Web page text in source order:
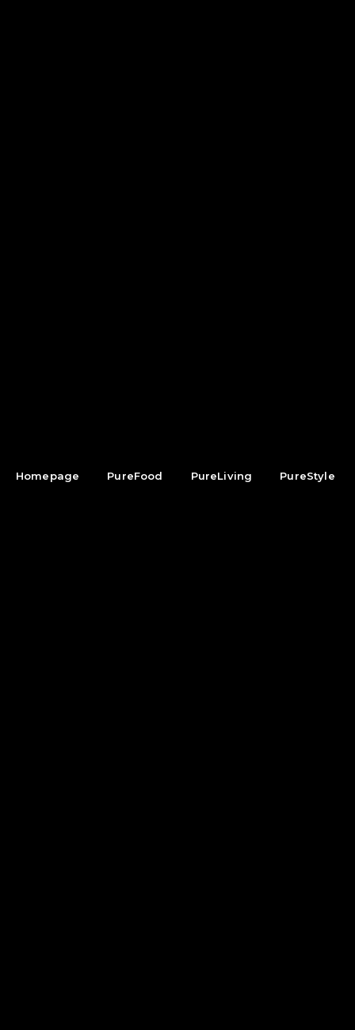
Homepage PureFood PureLiving PureStyle